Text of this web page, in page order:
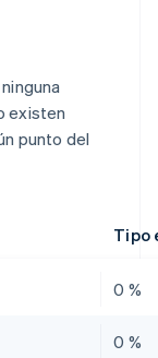
existen
punto del
Tipo
0 %
0 %